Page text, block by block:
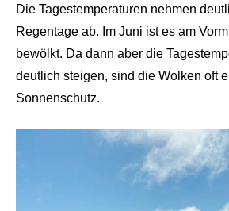
Die Tagestemperaturen nehmen
Regentage ab. Im Juni ist es am
bewölkt. Da dann aber die
deutlich steigen, sind die Wolken oft
Sonnenschutz.